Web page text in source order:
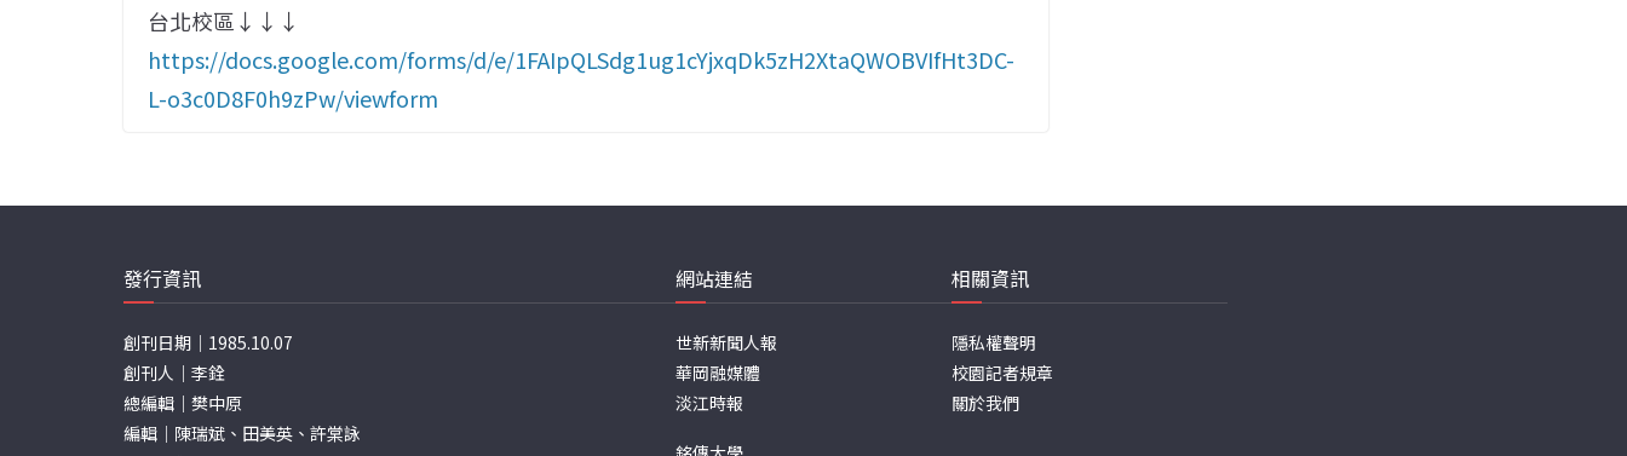
台北校區↓↓↓
https://docs.google.com/forms/d/e/1FAIpQLSdg1ug1cYjxqDk5zH2XtaQWOBVIfHt3DC-
L-o3c0D8F0h9zPw/viewform
發行資訊
創刊日期｜1985.10.07
創刊人｜李銓
總編輯｜樊中原
編輯｜陳瑞斌、田美英、許棠詠
網站連結
世新新聞人報
華岡融媒體
淡江時報
相關資訊
隱私權聲明
校園記者規章
關於我們